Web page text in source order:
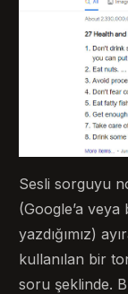
Sesli sorguyu
(Google’a
yazdığımız)
kullanılan bir
soru şeklinde.